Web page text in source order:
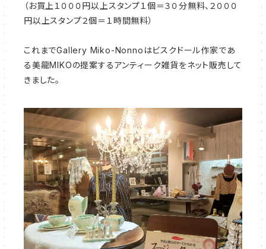
（お買上１０００円以上スタンプ１個＝３０分無料、２０００
円以上スタンプ２個＝１時間無料）
これまでGallery Miko-Nonnoはビスクドール作家であ
る美龍MIKOの提案するアンティーク雑貨をネット販売して
きました。